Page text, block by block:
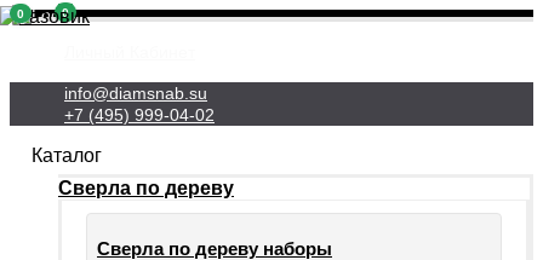
info@diamsnab.su
+7 (495) 999-04-02
0
Каталог
Сверла по дереву
Сверла по дереву наборы
0